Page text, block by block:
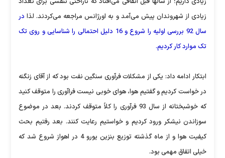
زیادی از شهروندان پیش می‌آمد و به اورژانس مراجعه می‌کردند. لذا در
سال 92 بررسی اولیه را شروع و 16 دلیل احتمالی را شناسایی و روی تک
تک موارد کار کردیم.
ابتکار ادامه داد: یکی از مشکلات فرآوری سنگین نفت بود که از آقای زنگنه
در خواست کردیم و گفتیم هوا، هوای خوبی نیست فراآوری را متوقف کنید
که خوشبختانه از سال 93 فرآوری را کلاً متوقف کردند‌. بعد در موضوع
سوزاندن نیشکر ورود کردیم و خواستیم رعایت کنند. بعد رفتیم بحث
کیفیت هوا و از ماه گذشته توزیع بنزین یورو 4 در اهواز شروع شد که
خیلی اتفاق مهمی بود.